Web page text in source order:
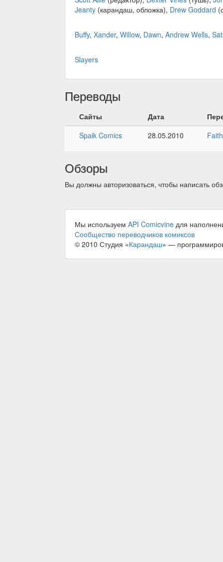
Jeanty (карандаш, обложка), Drew Goddard
Buffy, Xander, Willow, Dawn, Andrew Wells,
Slayers
Переводы
Сайты Дата
Spaik Comics
28.05.2010
Обзоры
Вы должны авторизоваться, чтобы написать
Мы используем API Comicvine для
Сообщество переводчиков комиксов
© 2010 Студия «Карандаш» —